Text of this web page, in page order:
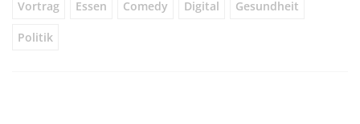
Vortrag Essen Comedy Digital Gesundheit
Politik